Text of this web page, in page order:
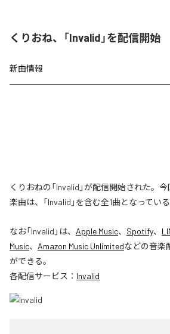
くりおね、「Invalid」を配信開始
新曲情報
くりおねの「Invalid」が配信開始された。
楽曲は、「Invalid」を含む全1曲となっている
なお「Invalid 」は、 Apple Music、 Spotify、
Music、 Amazon Music Unlimitedなどの音楽
ができる。
各配信サービス： Invalid